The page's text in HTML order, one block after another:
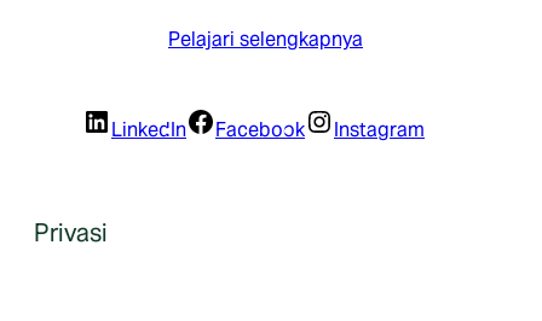
Pelajari selengkapnya
LinkedIn Facebook Instagram
Privasi